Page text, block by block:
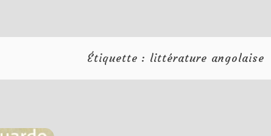
Étiquette : littérature angolaise